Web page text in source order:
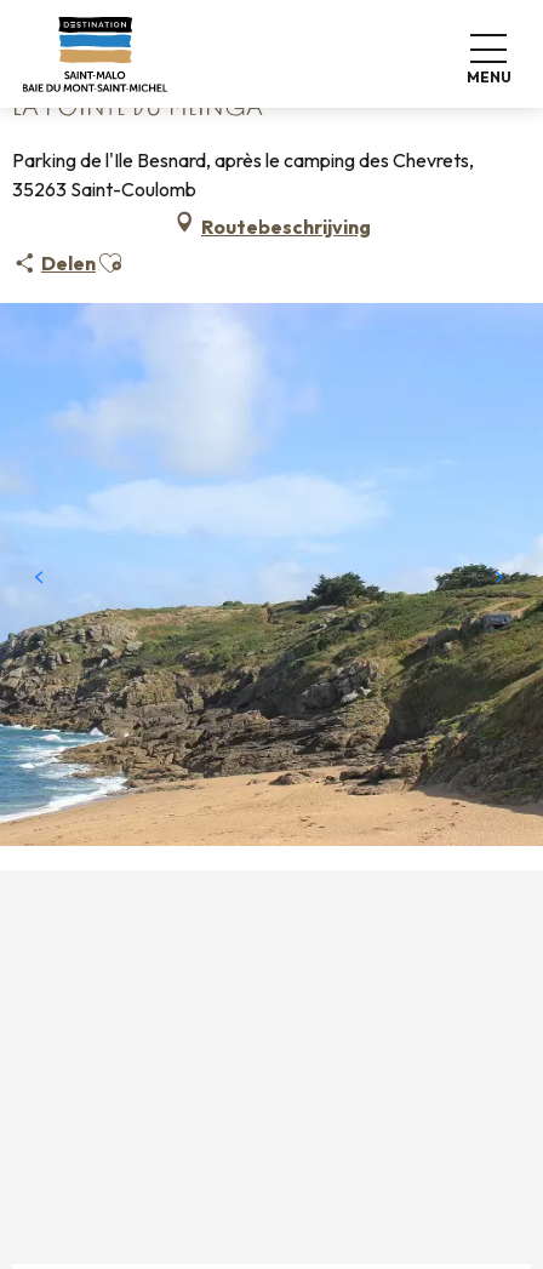
contenu
principal
MENU
Home La pointe du Meinga
LA POINTE DU MEINGA
Parking de l'Ile Besnard, après le camping des Chevrets,
35263 Saint-Coulomb
Routebeschrijving
DelenAjouter aux favoris